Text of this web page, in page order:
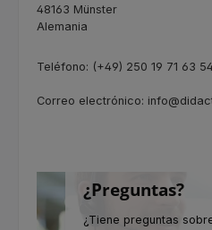
48163 Münster
Alemania
Teléfono: (+49) 250 19 71 63
Correo electrónico:
¿Preguntas?
¿Tiene preguntas